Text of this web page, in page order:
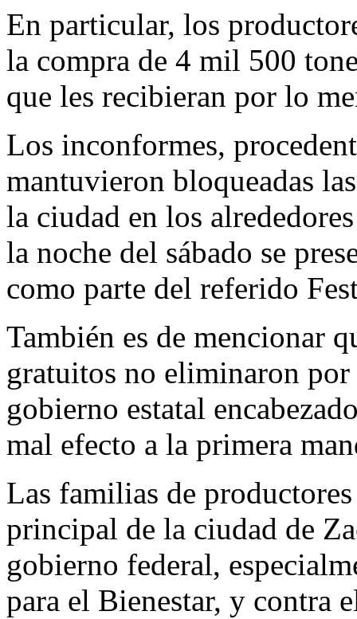
En particular, los
la compra de 4 mil 500
que les recibieran por lo
Los inconformes,
mantuvieron bloqueadas
la ciudad en los
la noche del sábado se
como parte del referido
También es de mencionar
gratuitos no eliminaron
gobierno estatal
mal efecto a la primera
Las familias de
principal de la ciudad de
gobierno federal,
para el Bienestar, y contra